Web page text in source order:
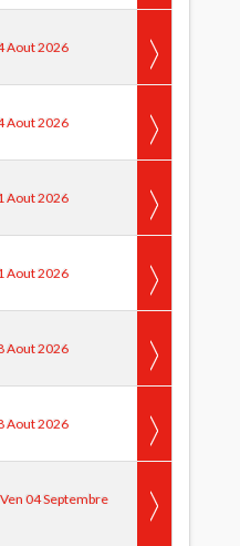
Aout 2026
Aout 2026
Aout 2026
Aout 2026
Aout 2026
Aout 2026
04 Septembre